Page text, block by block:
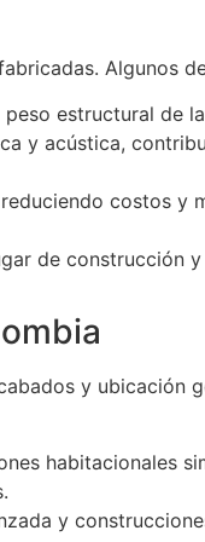
Algunos
estructural de
y acústica,
costos y
de construcción
y ubicación
habitacionales
y